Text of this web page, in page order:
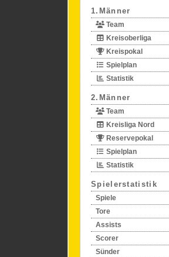
1.Männer
Team
Kreisoberliga
Kreispokal
Spielplan
Statistik
2.Männer
Team
Kreisliga Nord
Reservepokal
Spielplan
Statistik
Spielerstatistik
Spiele
Tore
Assists
Scorer
Sünder